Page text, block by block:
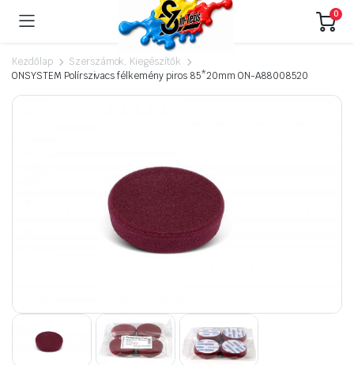
0
Kezdőlap
Szerszámok, Kiegészítők
ONSYSTEM Polírszivacs félkemény piros 85*20mm ON-A88008520